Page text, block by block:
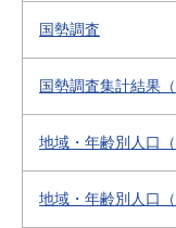
国勢調査
国勢調査集計結果（
地域・年齢別人口
地域・年齢別人口